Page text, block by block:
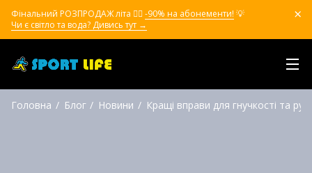
Фінальний РОЗПРОДАЖ літа ❤️‍🔥 -90% на абонементи! 💡
Чи є світло та вода? Дивись тут →
Головна Блог Новини Кращі вправи для гнучкості та